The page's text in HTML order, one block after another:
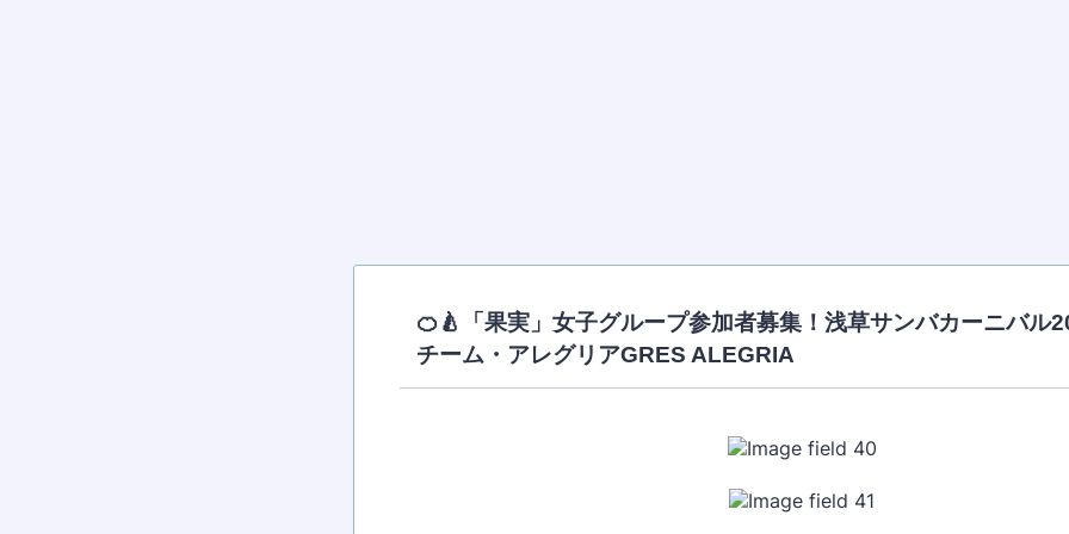
🍊🍐「果実」女子グループ参加者募集！浅草サンバカーニバル
チーム・アレグリアGRES ALEGRIA